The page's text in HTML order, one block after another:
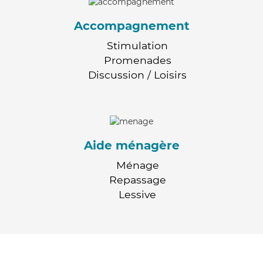
Accompagnement
Stimulation
Promenades
Discussion / Loisirs
Aide ménagère
Ménage
Repassage
Lessive